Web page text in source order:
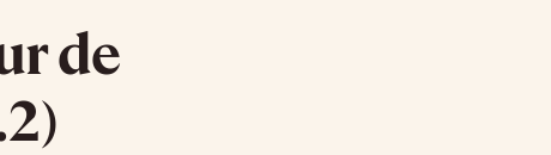
de